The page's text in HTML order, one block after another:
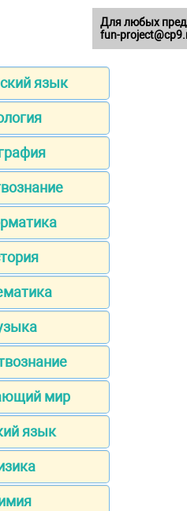
язык
мир
язык
Для любых
fun-